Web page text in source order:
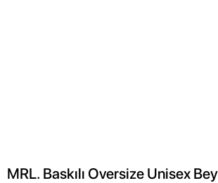
MRL. Baskılı Oversize Unisex